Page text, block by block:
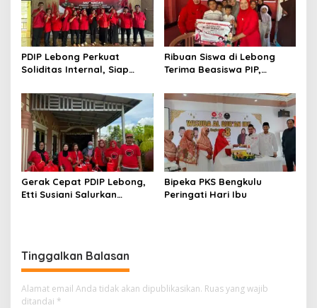
PDIP Lebong Perkuat
Soliditas Internal, Siap
Ribuan Siswa di Lebong
Terima Beasiswa PIP,
Gerak Cepat PDIP Lebong,
Etti Susiani Salurkan
Bipeka PKS Bengkulu
Peringati Hari Ibu
Tinggalkan Balasan
Alamat email Anda tidak akan dipublikasikan. Ruas yang wajib
ditandai *